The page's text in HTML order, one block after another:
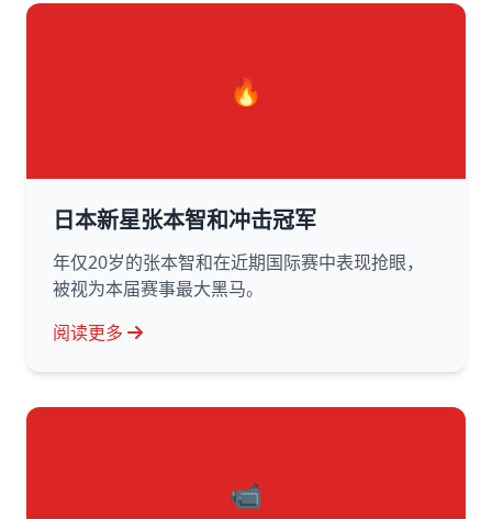
🔥
日本新星张本智和冲击冠军
年仅20岁的张本智和在近期国际赛中表现抢眼，
被视为本届赛事最大黑马。
阅读更多
📹